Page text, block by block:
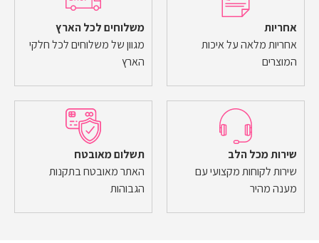
אחריות
אחריות מלאה על איכות
המוצרים
משלוחים לכל הארץ
מגוון של משלוחים לכל חלקי
הארץ
שירות מכל הלב
שירות לקוחות מקצועי עם
מענה מהיר
תשלום מאובטח
האתר מאובטח בתקנות
הגבוהות